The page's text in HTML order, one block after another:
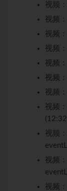
视频：
视频：
视频：
视频：
视频：
视频：
视频：
视频：
视频：
视频：
视频：